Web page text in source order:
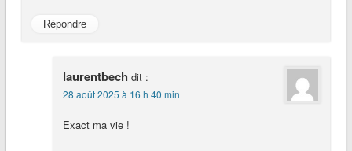
Répondre
laurentbech dit :
28 août 2025 à 16 h 40 min
Exact ma vie !